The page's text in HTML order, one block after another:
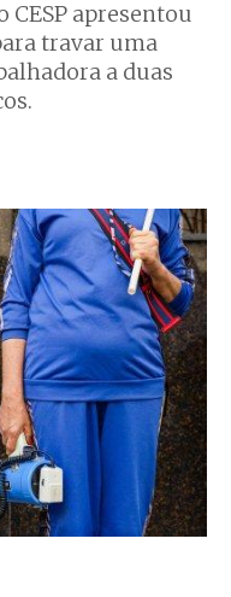
CESP apresentou
travar uma
a duas